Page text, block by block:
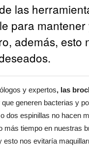
las
para
además, esto
y expertos, las
generen bacterias y
dos espinillas no hacen
más tiempo en nuestras
esto nos evitaría